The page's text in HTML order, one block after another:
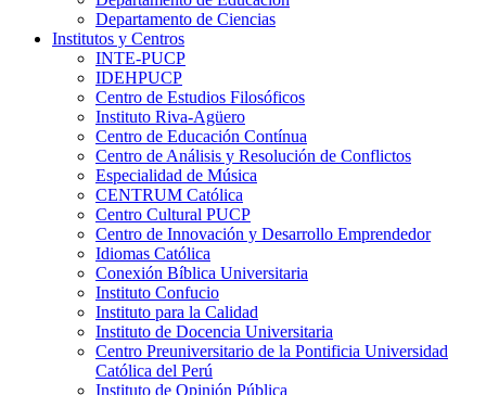
Departamento de Ciencias
Institutos y Centros
INTE-PUCP
IDEHPUCP
Centro de Estudios Filosóficos
Instituto Riva-Agüero
Centro de Educación Contínua
Centro de Análisis y Resolución de Conflictos
Especialidad de Música
CENTRUM Católica
Centro Cultural PUCP
Centro de Innovación y Desarrollo Emprendedor
Idiomas Católica
Conexión Bíblica Universitaria
Instituto Confucio
Instituto para la Calidad
Instituto de Docencia Universitaria
Centro Preuniversitario de la Pontificia Universidad
Católica del Perú
Instituto de Opinión Pública